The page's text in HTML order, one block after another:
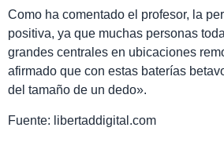
Como ha comentado el profesor, la
positiva, ya que muchas personas
grandes centrales en ubicaciones
afirmado que con estas baterías
del tamaño de un dedo».
Fuente: libertaddigital.com